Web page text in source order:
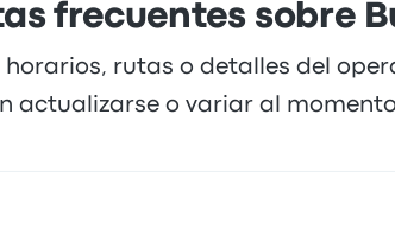
frecuentes sobre
horarios, rutas o detalles del
actualizarse o variar al